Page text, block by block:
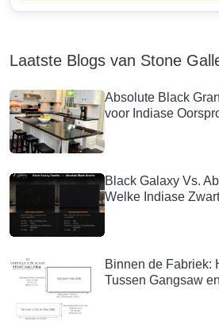
Laatste Blogs van Stone
Absolute Black
voor Indiase
Black Galaxy Vs.
Welke Indiase
Binnen de Fabriek:
Tussen Gangsaw